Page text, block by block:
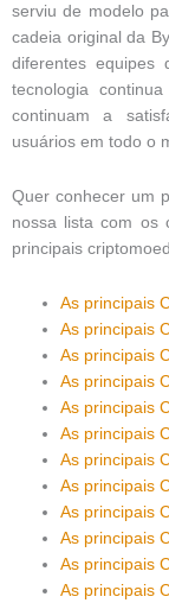
serviu de modelo
cadeia original da
diferentes equipes
tecnologia
continuam a
usuários em todo o
Quer conhecer um
nossa lista com os
principais
As principais
As principais
As principais
As principais
As principais
As principais
As principais
As principais
As principais
As principais
As principais
As principais